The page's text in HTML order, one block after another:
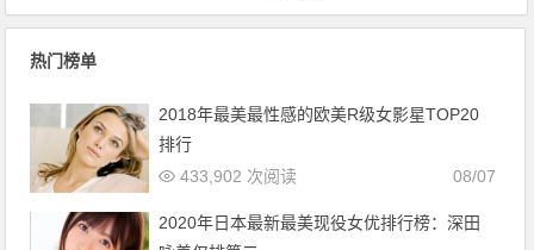
热门榜单
2018年最美最性感的欧美R级女影星TOP20
排行
08/07
433,902 次阅读
2020年日本最新最美现役女优排行榜：深田